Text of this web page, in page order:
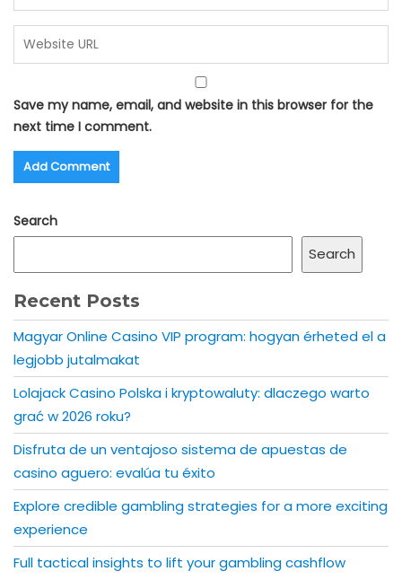
Save my name, email, and website in this browser for the
next time I comment.
Search
Search
Recent Posts
Magyar Online Casino VIP program: hogyan érheted el a
legjobb jutalmakat
Lolajack Casino Polska i kryptowaluty: dlaczego warto
grać w 2026 roku?
Disfruta de un ventajoso sistema de apuestas de
casino aguero: evalúa tu éxito
Explore credible gambling strategies for a more exciting
experience
Full tactical insights to lift your gambling cashflow